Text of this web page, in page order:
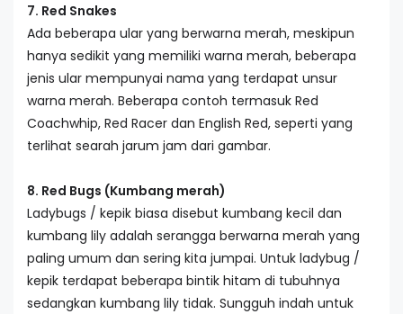
7. Red Snakes
Ada beberapa ular yang berwarna merah, meskipun
hanya sedikit yang memiliki warna merah, beberapa
jenis ular mempunyai nama yang terdapat unsur
warna merah. Beberapa contoh termasuk Red
Coachwhip, Red Racer dan English Red, seperti yang
terlihat searah jarum jam dari gambar.
8. Red Bugs (Kumbang merah)
Ladybugs / kepik biasa disebut kumbang kecil dan
kumbang lily adalah serangga berwarna merah yang
paling umum dan sering kita jumpai. Untuk ladybug /
kepik terdapat beberapa bintik hitam di tubuhnya
sedangkan kumbang lily tidak. Sungguh indah untuk